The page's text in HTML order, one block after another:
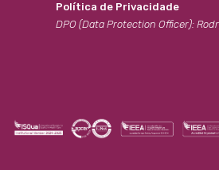
Política de Privacidade
DPO (Data Protection Officer):